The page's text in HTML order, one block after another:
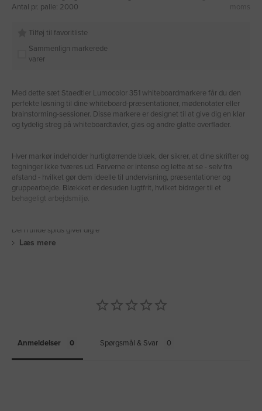
Antal pr. palle: 2000
moms
Tilføj til favoritliste
Sammenlign markerede
varer
Med dette sæt Staedtler Lumocolor 351 whiteboardmarkere får du den
perfekte løsning til dine whiteboard-præsentationer, mødenotater eller
brainstorming-sessioner. Disse markere er designet til at give dig en klar
og tydelig streg på whiteboardtavler, glas og andre glatte overflader.
Hver markør indeholder hurtigtørrende blæk, der sikrer, at dine skrifter og
tegninger ikke tværes ud. Farverne er intense og lette at se - selv fra
afstand - hvilket gør dem ideelle til undervisning, præsentationer og
gruppearbejde. Blækket er desuden lugtfrit, hvilket bidrager til et
behageligt arbejdsmiljø.
Den runde spids giver dig e
Læs mere
Anmeldelser Spørgsmål & Svar